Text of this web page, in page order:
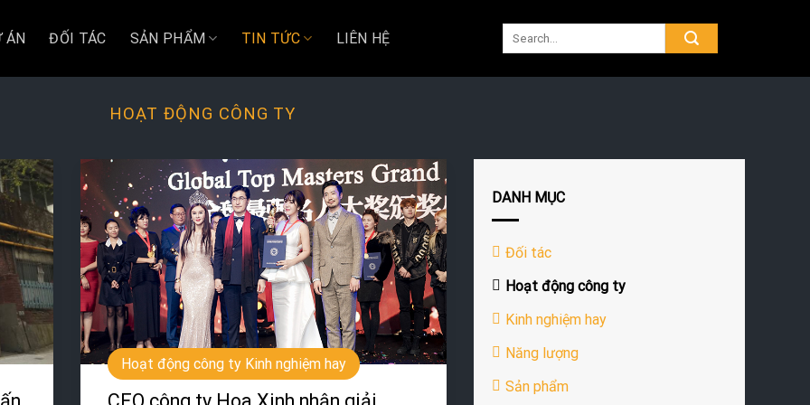
ÁN ĐỐI TÁC SẢN PHẨM TIN TỨC LIÊN HỆ
HOẠT ĐỘNG CÔNG TY
Hoạt động công ty Kinh nghiệm hay
DANH MỤC
Đối tác
Hoạt động công ty
Kinh nghiệm hay
Năng lượng
Sản phẩm